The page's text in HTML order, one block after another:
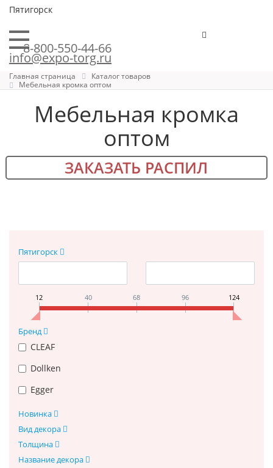
Пятигорск
8-800-550-44-66
info@expo-torg.ru
Главная страница
Каталог товаров
Мебельная кромка оптом
Мебельная кромка
оптом
ЗАКАЗАТЬ РАСПИЛ
Пятигорск
12 40 68 96 124
Бренд
CLEAF
Dollken
Egger
Новинка
Вид декора
Толщина
Название декора